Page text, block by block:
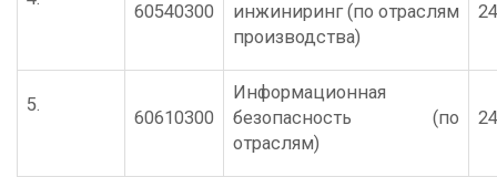
60540300
инжиниринг (по отраслям
производства)
5.
60610300
Информационная
безопасность (по
отраслям)